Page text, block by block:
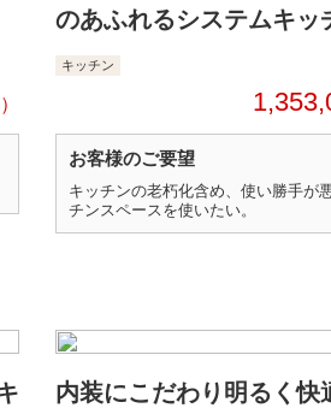
のあふれるシステムキッ
キッチン
お客様のご要望
キッチンの老朽化含め、使い勝手が
チンスペースを使いたい。
内装にこだわり明るく快